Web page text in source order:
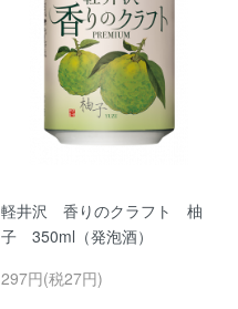
軽井沢 香りのクラフト 柚
子 350ml（発泡酒）
297円(税27円)